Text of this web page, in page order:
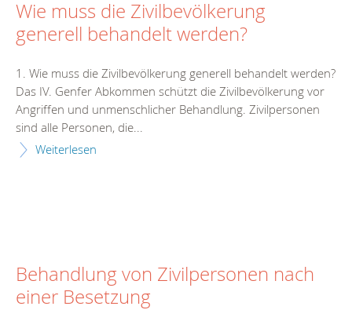
Wie muss die Zivilbevölkerung
generell behandelt werden?
1. Wie muss die Zivilbevölkerung generell behandelt werden?
Das IV. Genfer Abkommen schützt die Zivilbevölkerung vor
Angriffen und unmenschlicher Behandlung. Zivilpersonen
sind alle Personen, die...
Weiterlesen
Behandlung von Zivilpersonen nach
einer Besetzung